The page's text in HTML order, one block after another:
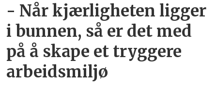
- Når kjærligheten ligger
i bunnen, så er det med
på å skape et tryggere
arbeidsmiljø